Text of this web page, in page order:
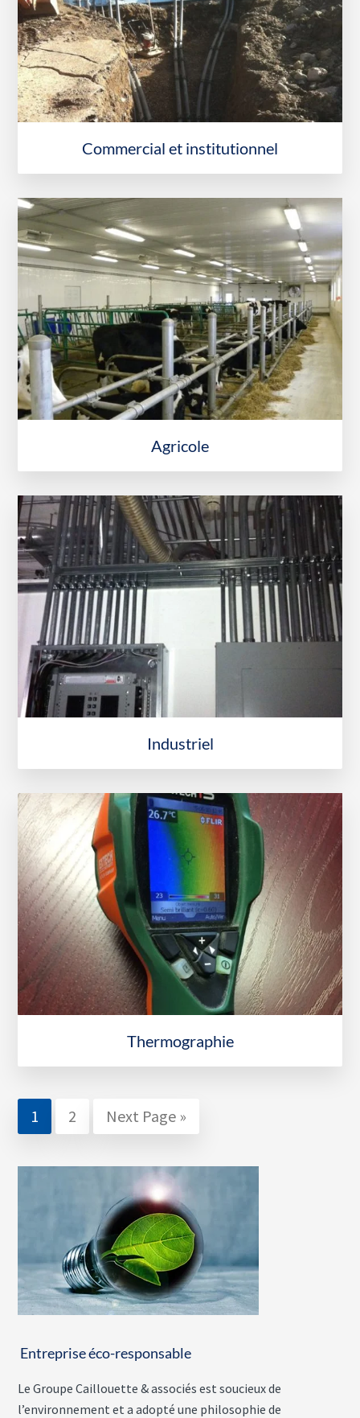
Commercial et institutionnel
Agricole
Industriel
Thermographie
Page
1 Page
2
Go
to
Next Page »
Entreprise éco-responsable
Le Groupe Caillouette & associés est soucieux de
l’environnement et a adopté une philosophie de